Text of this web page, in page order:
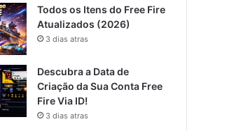
Todos os Itens do Free Fire
Atualizados (2026)
3 dias atras
Descubra a Data de
Criação da Sua Conta Free
Fire Via ID!
3 dias atras